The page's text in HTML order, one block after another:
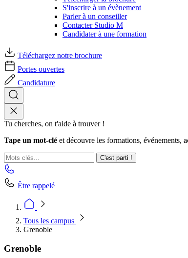
S'inscrire à un évènement
Parler à un conseiller
Contacter Studio M
Candidater à une formation
Téléchargez notre brochure
Portes ouvertes
Candidature
Tu cherches, on t'aide à trouver !
Tape un mot-clé et découvre les formations, événements,
C'est parti !
Être rappelé
Tous les campus
Grenoble
Grenoble